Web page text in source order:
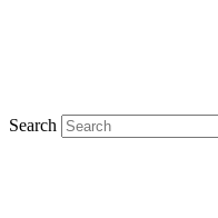
Search